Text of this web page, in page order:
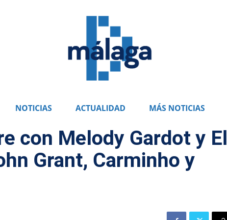
NOTICIAS ACTUALIDAD MÁS NOTICIAS
con Melody Gardot y El
Grant, Carminho y